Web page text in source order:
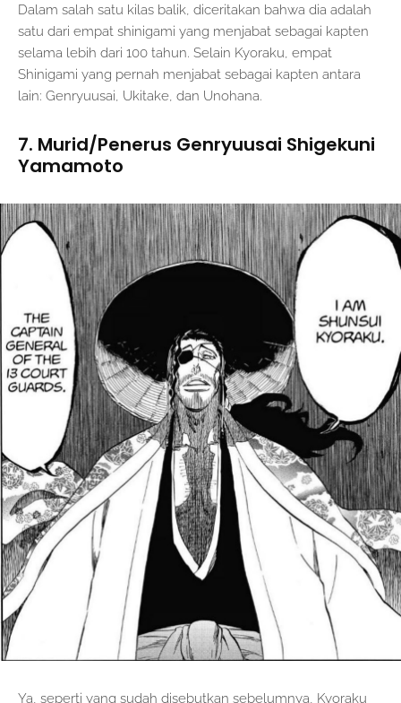
Dalam salah satu kilas balik, diceritakan bahwa dia adalah
satu dari empat shinigami yang menjabat sebagai kapten
selama lebih dari 100 tahun. Selain Kyoraku, empat
Shinigami yang pernah menjabat sebagai kapten antara
lain: Genryuusai, Ukitake, dan Unohana.
7. Murid/Penerus Genryuusai Shigekuni
Yamamoto
Ya, seperti yang sudah disebutkan sebelumnya, Kyoraku